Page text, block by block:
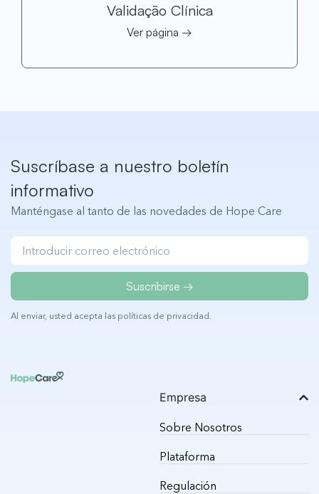
Validação Clínica
Ver página →
Suscríbase a nuestro boletín
informativo
Manténgase al tanto de las novedades de Hope Care
Suscribirse →
Al enviar, usted acepta las políticas de privacidad.
Empresa
Sobre Nosotros
Plataforma
Regulación